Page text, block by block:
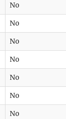
No
No
No
No
No
No
No